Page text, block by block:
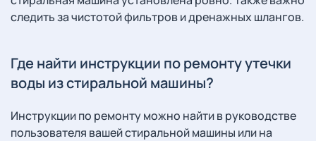
следить за чистотой фильтров и дренажных шлангов.
Где найти инструкции по ремонту утечки
воды из стиральной машины?
Инструкции по ремонту можно найти в руководстве
пользователя вашей стиральной машины или на